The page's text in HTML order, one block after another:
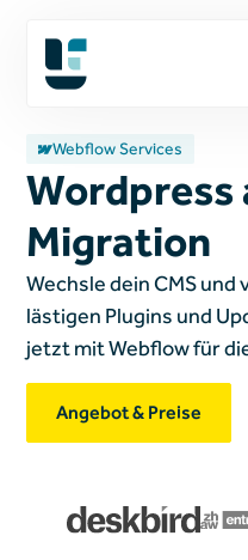
Webflow Services
Wordpress
Migration
Wechsle dein CMS
lästigen Plugins und
jetzt mit Webflow für
Angebot & Preise